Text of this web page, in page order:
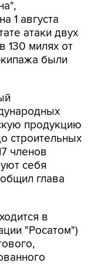
1 августа
атаки двух
130 милях от
были
продукцию
строительных
членов
себя
глава
в
"Росатом")